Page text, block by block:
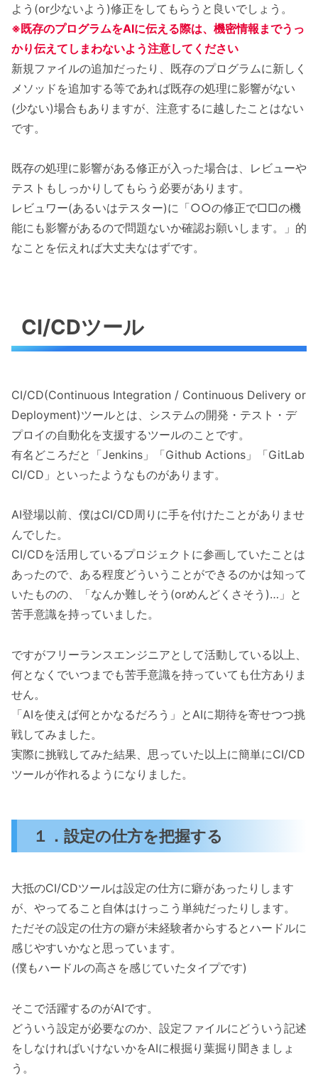
よう(or少ないよう)修正をしてもらうと良いでしょう。
※既存のプログラムをAIに伝える際は、機密情報までうっ
かり伝えてしまわないよう注意してください
新規ファイルの追加だったり、既存のプログラムに新しく
メソッドを追加する等であれば既存の処理に影響がない
(少ない)場合もありますが、注意するに越したことはない
です。
既存の処理に影響がある修正が入った場合は、レビューや
テストもしっかりしてもらう必要があります。
レビュワー(あるいはテスター)に「○○の修正で□□の機
能にも影響があるので問題ないか確認お願いします。」的
なことを伝えれば大丈夫なはずです。
CI/CDツール
CI/CD(Continuous Integration / Continuous Delivery or
Deployment)ツールとは、システムの開発・テスト・デ
プロイの自動化を支援するツールのことです。
有名どころだと「Jenkins」「Github Actions」「GitLab
CI/CD」といったようなものがあります。
AI登場以前、僕はCI/CD周りに手を付けたことがありませ
んでした。
CI/CDを活用しているプロジェクトに参画していたことは
あったので、ある程度どういうことができるのかは知って
いたものの、「なんか難しそう(orめんどくさそう)…」と
苦手意識を持っていました。
ですがフリーランスエンジニアとして活動している以上、
何となくでいつまでも苦手意識を持っていても仕方ありま
せん。
「AIを使えば何とかなるだろう」とAIに期待を寄せつつ挑
戦してみました。
実際に挑戦してみた結果、思っていた以上に簡単にCI/CD
ツールが作れるようになりました。
１．設定の仕方を把握する
大抵のCI/CDツールは設定の仕方に癖があったりします
が、やってること自体はけっこう単純だったりします。
ただその設定の仕方の癖が未経験者からするとハードルに
感じやすいかなと思っています。
(僕もハードルの高さを感じていたタイプです)
そこで活躍するのがAIです。
どういう設定が必要なのか、設定ファイルにどういう記述
をしなければいけないかをAIに根掘り葉掘り聞きましょ
う。